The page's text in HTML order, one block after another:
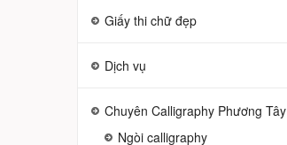
Giấy thi chữ đẹp
Dịch vụ
Chuyên Calligraphy Phương Tây
Ngòi calligraphy